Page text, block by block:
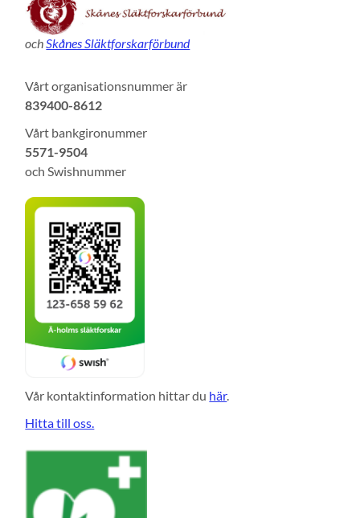
ochSkånes Släktforskarförbund
Vårt organisationsnummer är
839400-8612
Vårt bankgironummer
5571-9504
och Swishnummer
Vår kontaktinformation hittar du här.
Hitta till oss.